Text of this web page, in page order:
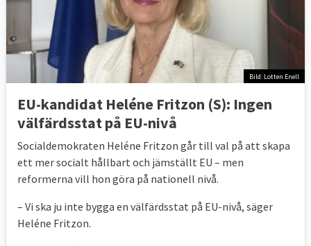
Bild: Lotten Enell
EU-kandidat Heléne Fritzon (S): Ingen
välfärdsstat på EU-nivå
Socialdemokraten Heléne Fritzon går till val på att skapa
ett mer socialt hållbart och jämställt EU – men
reformerna vill hon göra på nationell nivå.
– Vi ska ju inte bygga en välfärdsstat på EU-nivå, säger
Heléne Fritzon.